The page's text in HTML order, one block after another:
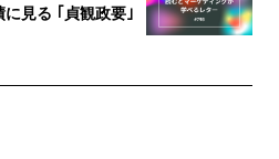
見る ｢貞観政要｣